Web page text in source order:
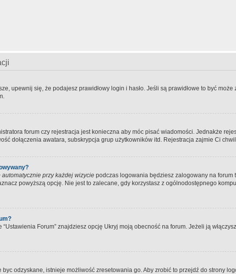
upewnij się, że podajesz prawidłowy login i hasło. Jeśli są prawidłowe to być
forum czy rejestracja jest konieczna aby móc pisać wiadomości. Jednakże
dołączenia awatara, subskrypcja grup użytkowników itd. Rejestracja zajmie Ci
przy każdej wizycie podczas logowania będziesz zalogowany na forum
powyższą opcję. Nie jest to zalecane, gdy korzystasz z ogólnodostępnego
“Ustawienia Forum” znajdziesz opcję Ukryj moją obecność na forum. Jeżeli ją
byc odzyskane, istnieje możliwość zresetowania go. Aby zrobić to przejdź do strony